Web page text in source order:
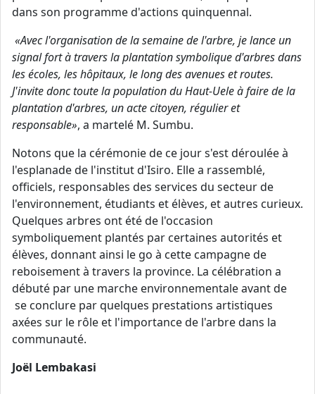
dans son programme d'actions quinquennal.
«Avec l'organisation de la semaine de l'arbre, je lance un
signal fort à travers la plantation symbolique d'arbres dans
les écoles, les hôpitaux, le long des avenues et routes.
J'invite donc toute la population du Haut-Uele à faire de la
plantation d'arbres, un acte citoyen, régulier et
responsable», a martelé M. Sumbu.
Notons que la cérémonie de ce jour s'est déroulée à
l'esplanade de l'institut d'Isiro. Elle a rassemblé,
officiels, responsables des services du secteur de
l'environnement, étudiants et élèves, et autres curieux.
Quelques arbres ont été de l'occasion
symboliquement plantés par certaines autorités et
élèves, donnant ainsi le go à cette campagne de
reboisement à travers la province. La célébration a
débuté par une marche environnementale avant de
se conclure par quelques prestations artistiques
axées sur le rôle et l'importance de l'arbre dans la
communauté.
Joël Lembakasi